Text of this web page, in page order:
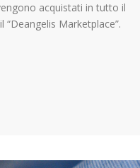
acquistati in tutto il
“Deangelis Marketplace”.